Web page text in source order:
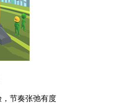
节奏张弛有度